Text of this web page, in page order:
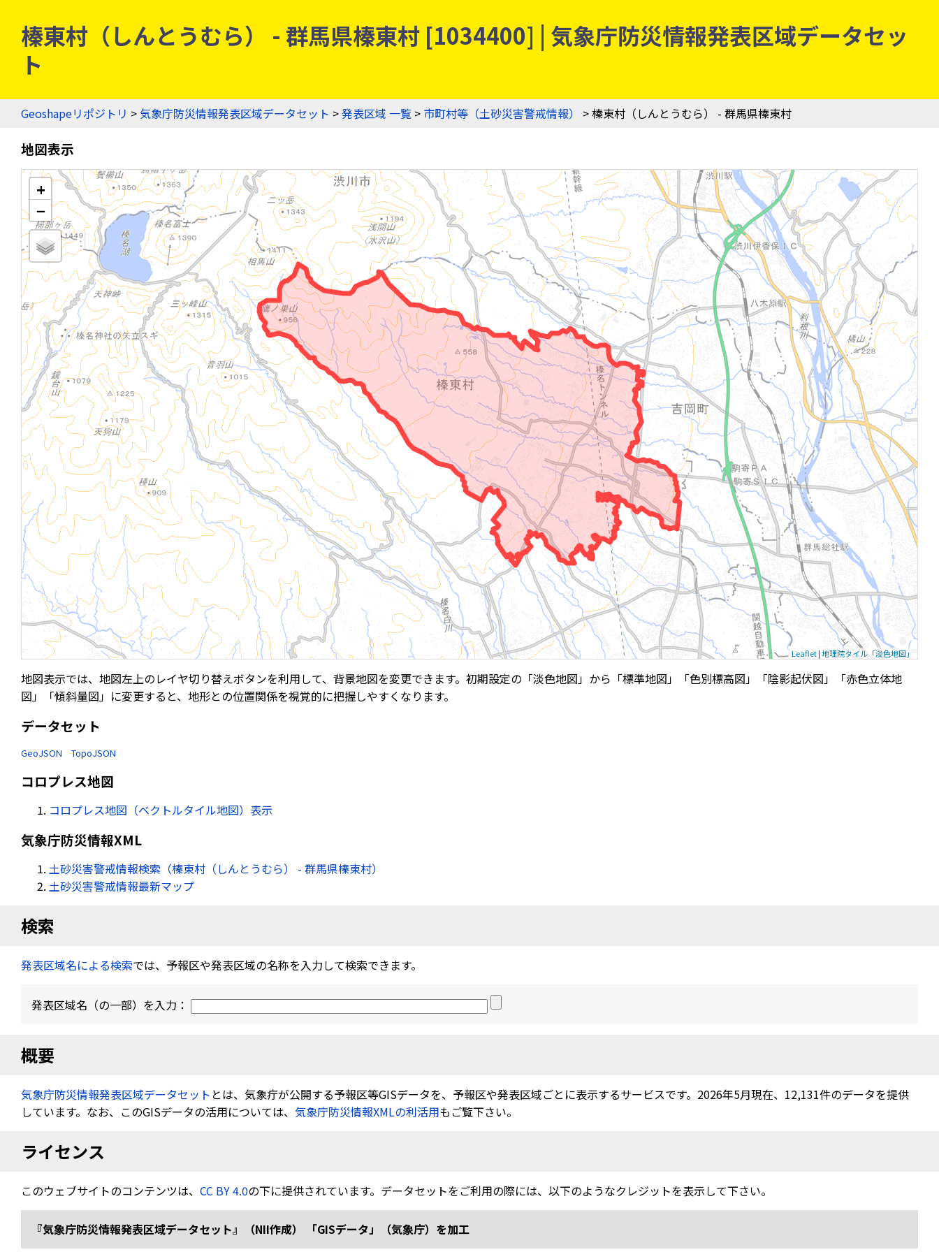
榛東村（しんとうむら） - 群馬県榛東村 [1034400] | 気象庁防災情報発表区域データセッ
ト
Geoshapeリポジトリ >気象庁防災情報発表区域データセット >発表区域 一覧 > 市町村等（土砂災害警戒情報） > 榛東村（しんとうむら） - 群馬県榛東村
地図表示
+
−
Leaflet|地理院タイル「淡色地図」
地図表示では、地図左上のレイヤ切り替えボタンを利用して、背景地図を変更できます。初期設定の「淡色地図」から「標準地図」「色別標高図」「陰影起伏図」「赤色立体地
図」「傾斜量図」に変更すると、地形との位置関係を視覚的に把握しやすくなります。
データセット
GeoJSON TopoJSON
コロプレス地図
コロプレス地図（ベクトルタイル地図）表示
気象庁防災情報XML
土砂災害警戒情報検索（榛東村（しんとうむら） - 群馬県榛東村）
土砂災害警戒情報最新マップ
検索
発表区域名による検索では、予報区や発表区域の名称を入力して検索できます。
発表区域名（の一部）を入力：
概要
気象庁防災情報発表区域データセット とは、気象疔が公開する予報区等GISデータを、予報区や発表区域ごとに表示するサービスです。2026年5月現在、12,131件のデータを提供
しています。なお、このGISデータの活用については、 気象庁防災情報XMLの利活用もご覧下さい。
ライセンス
このウェブサイトのコンテンツは、 CC BY 4.0の下に提供されています。データセットをご利用の際には、以下のようなクレジットを表示して下さい。
『気象庁防災情報発表区域データセット』（NII作成） 「GISデータ」（気象庁）を加工